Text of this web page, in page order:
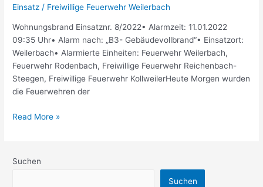
Einsatz / Freiwillige Feuerwehr Weilerbach
Wohnungsbrand Einsatznr. 8/2022• Alarmzeit: 11.01.2022
09:35 Uhr• Alarm nach: „B3- Gebäudevollbrand“• Einsatzort:
Weilerbach• Alarmierte Einheiten: Feuerwehr Weilerbach,
Feuerwehr Rodenbach, Freiwillige Feuerwehr Reichenbach-
Steegen, Freiwillige Feuerwehr KollweilerHeute Morgen wurden
die Feuerwehren der
Read More »
Suchen
Suchen